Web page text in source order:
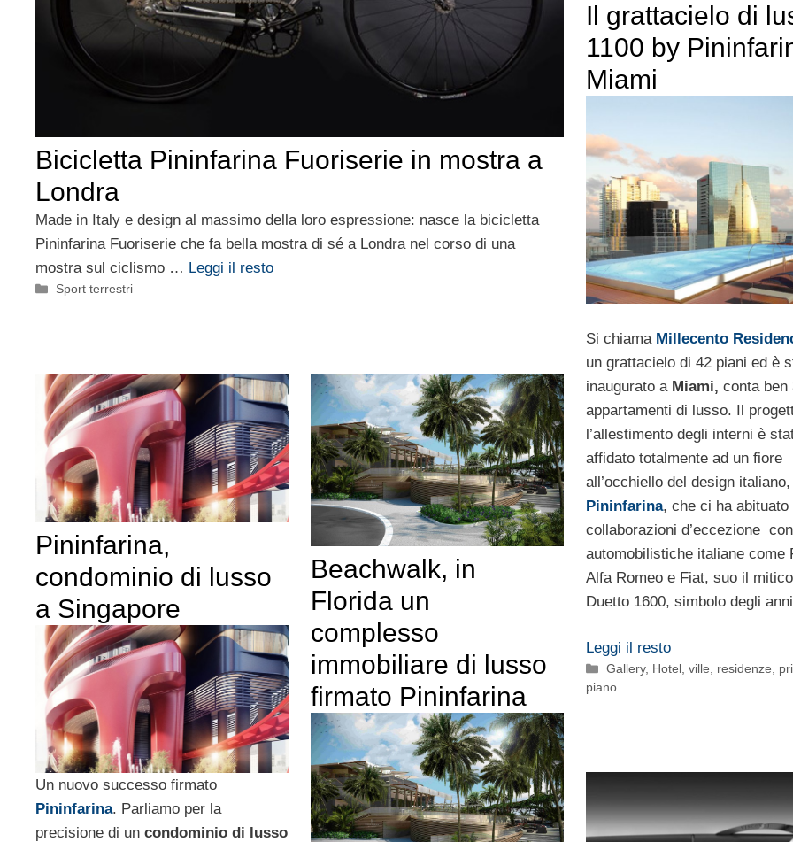
Bicicletta Pininfarina Fuoriserie in mostra a
Londra
Made in Italy e design al massimo della loro espressione: nasce la bicicletta
Pininfarina Fuoriserie che fa bella mostra di sé a Londra nel corso di una
mostra sul ciclismo … Leggi il resto
Categorie
Sport terrestri
Il grattacielo di
1100 by
Miami
Si chiama Millecento
un grattacielo di 42 piani ed è
inaugurato a Miami, conta ben
appartamenti di lusso. Il
l’allestimento degli interni è
affidato totalmente ad un fiore
all’occhiello del design italiano,
Pininfarina, che ci ha abituato
collaborazioni d’eccezione
automobilistiche italiane come
Alfa Romeo e Fiat, suo il mitico
Duetto 1600, simbolo degli anni
Leggi il resto
Categorie
Gallery, Hotel, ville, residenze,
piano
Pininfarina,
condominio di lusso
a Singapore
Un nuovo successo firmato
Pininfarina. Parliamo per la
precisione di un condominio di lusso
Beachwalk, in
Florida un
complesso
immobiliare di lusso
firmato Pininfarina